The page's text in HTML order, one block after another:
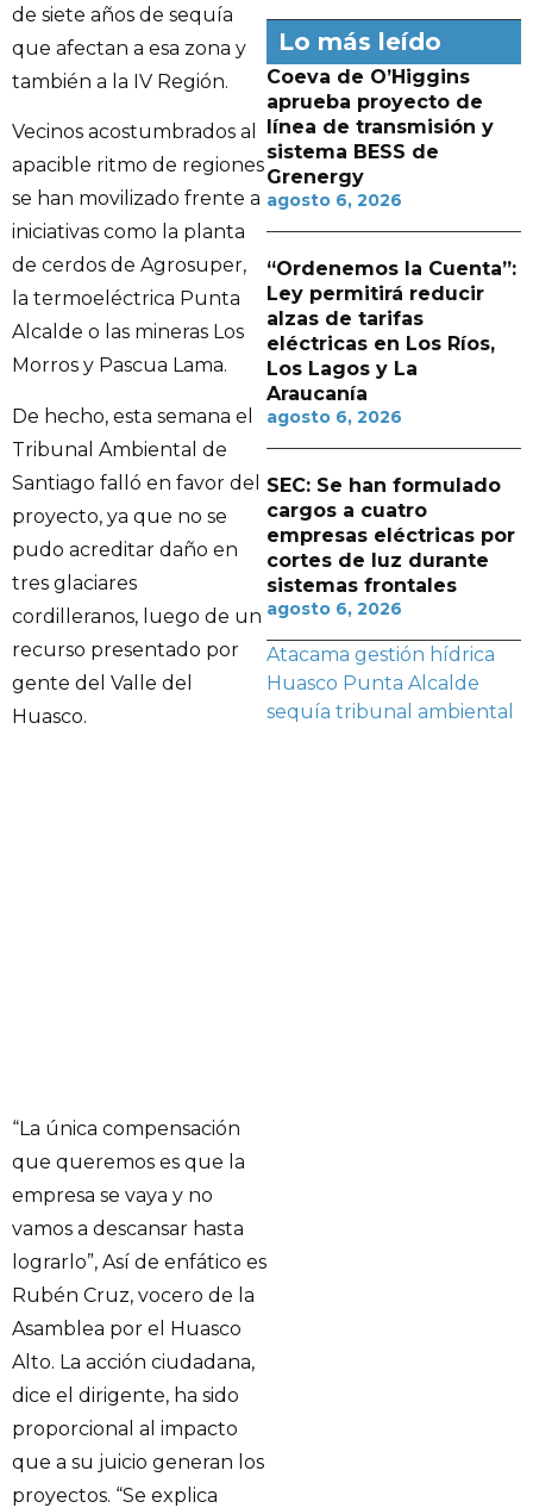
de siete años de sequía
que afectan a esa zona y
también a la IV Región.
Vecinos acostumbrados al
apacible ritmo de regiones
se han movilizado frente a
iniciativas como la planta
de cerdos de Agrosuper,
la termoeléctrica Punta
Alcalde o las mineras Los
Morros y Pascua Lama.
De hecho, esta semana el
Tribunal Ambiental de
Santiago falló en favor del
proyecto, ya que no se
pudo acreditar daño en
tres glaciares
cordilleranos, luego de un
recurso presentado por
gente del Valle del
Huasco.
“La única compensación
que queremos es que la
empresa se vaya y no
vamos a descansar hasta
lograrlo”, Así de enfático es
Rubén Cruz, vocero de la
Asamblea por el Huasco
Alto. La acción ciudadana,
dice el dirigente, ha sido
proporcional al impacto
que a su juicio generan los
proyectos. “Se explica
Lo más leído
Coeva de O’Higgins
aprueba proyecto de
línea de transmisión y
sistema BESS de
Grenergy
agosto 6, 2026
“Ordenemos la Cuenta”:
Ley permitirá reducir
alzas de tarifas
eléctricas en Los Ríos,
Los Lagos y La
Araucanía
agosto 6, 2026
SEC: Se han formulado
cargos a cuatro
empresas eléctricas por
cortes de luz durante
sistemas frontales
agosto 6, 2026
Atacama gestión hídrica
Huasco Punta Alcalde
sequía tribunal ambiental